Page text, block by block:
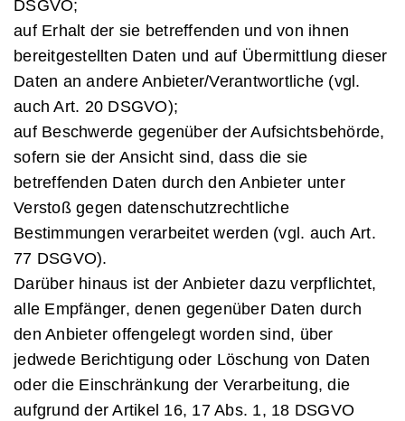
DSGVO;
auf Erhalt der sie betreffenden und von ihnen
bereitgestellten Daten und auf Übermittlung dieser
Daten an andere Anbieter/Verantwortliche (vgl.
auch Art. 20 DSGVO);
auf Beschwerde gegenüber der Aufsichtsbehörde,
sofern sie der Ansicht sind, dass die sie
betreffenden Daten durch den Anbieter unter
Verstoß gegen datenschutzrechtliche
Bestimmungen verarbeitet werden (vgl. auch Art.
77 DSGVO).
Darüber hinaus ist der Anbieter dazu verpflichtet,
alle Empfänger, denen gegenüber Daten durch
den Anbieter offengelegt worden sind, über
jedwede Berichtigung oder Löschung von Daten
oder die Einschränkung der Verarbeitung, die
aufgrund der Artikel 16, 17 Abs. 1, 18 DSGVO